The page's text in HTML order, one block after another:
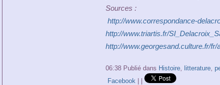
Sources :
http://www.correspondance-
http://www.triartis.fr/
http://www.georgesand.culture.fr/fr/
06:38 Publié dans Histoire, litterature,
Facebook | |